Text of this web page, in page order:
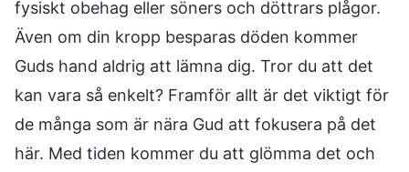
fysiskt obehag eller söners och döttrars plågor.
Även om din kropp besparas döden kommer
Guds hand aldrig att lämna dig. Tror du att det
kan vara så enkelt? Framför allt är det viktigt för
de många som är nära Gud att fokusera på det
här. Med tiden kommer du att glömma det och